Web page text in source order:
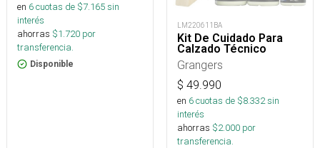
en 6cuotas de $7.165sin
interés
ahorras $1.720 por
transferencia.
Disponible
LM220611BA
Kit De Cuidado Para
Calzado Técnico
Grangers
$ 49.990
en 6cuotas de $8.332sin
interés
ahorras $2.000 por
transferencia.